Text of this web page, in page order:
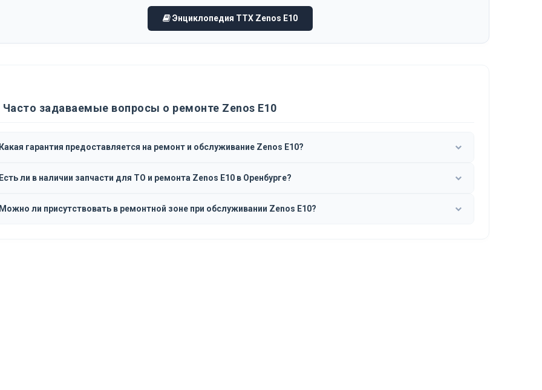
Энциклопедия ТТХ Zenos E10
Часто задаваемые вопросы о ремонте Zenos E10
гарантия предоставляется на ремонт и обслуживание Zenos E10?
ли в наличии запчасти для ТО и ремонта Zenos E10 в Оренбурге?
ли присутствовать в ремонтной зоне при обслуживании Zenos E10?